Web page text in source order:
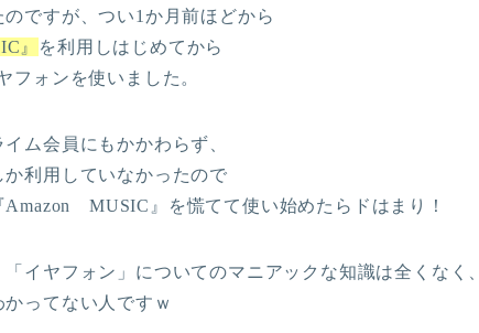
ですが、つい1か月前ほどから
』
を利用しはじめてから
フォンを使いました。
ム会員にもかかわらず、
利用していなかったので
Amazon MUSIC』を慌てて使い始めたらドはまり！
イヤフォン」についてのマニアックな知識は全くなく、
かってない人ですｗ